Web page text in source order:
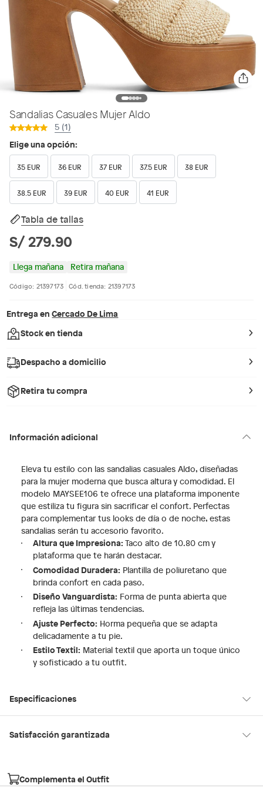
Sandalias Casuales Mujer Aldo
5 (1)
Elige una opción:
35 EUR 36 EUR 37 EUR 37.5 EUR 38 EUR
38.5 EUR 39 EUR 40 EUR 41 EUR
Tabla de tallas
S/ 279.90
Llega mañana Retira mañana
Código: 21397173 Cód. tienda: 21397173
Entrega en Cercado De Lima
Stock en tienda
Despacho a domicilio
Retira tu compra
Información adicional
Eleva tu estilo con las sandalias casuales Aldo, diseñadas
para la mujer moderna que busca altura y comodidad. El
modelo MAYSEE106 te ofrece una plataforma imponente
que estiliza tu figura sin sacrificar el confort. Perfectas
para complementar tus looks de día o de noche, estas
sandalias serán tu accesorio favorito.
Altura que Impresiona: Taco alto de 10.80 cm y
plataforma que te harán destacar.
Comodidad Duradera: Plantilla de poliuretano que
brinda confort en cada paso.
Diseño Vanguardista: Forma de punta abierta que
refleja las últimas tendencias.
Ajuste Perfecto: Horma pequeña que se adapta
delicadamente a tu pie.
Estilo Textil: Material textil que aporta un toque único
y sofisticado a tu outfit.
Especificaciones
Condicion del
Hecho en Suiza
Satisfacción garantizada
Sin embargo, tenemos categorías que cuentan con plazos
Complementa el Outfit